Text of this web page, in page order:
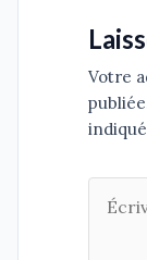
Votre